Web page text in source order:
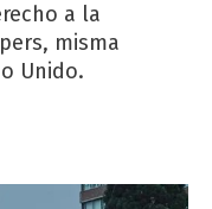
a la
misma
Unido.